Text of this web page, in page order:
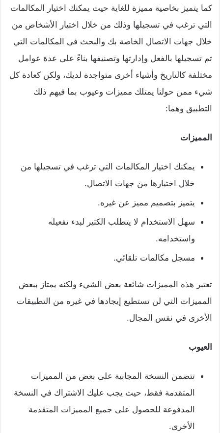
كما يتميز بخاصية مميزة للغاية حيث يمكنك اختيار المكالمات
التي ترغب في تسجيلها وذلك من خلال اختيار الأشخاص من
خلال جهات الاتصال الخاصة بك والبحث في المكالمات التي
تم تسجيلها بالفعل وإدارتها وتصنيفها بناءً على عدة عوامل
مختلفة كالتاريخ وأشياء أخرى متواجدة لديك، ولكن كعادة كل
شيء ممن حولنا يمتلك مميزات وعيوب بما فيهم ذلك
التطبيق وهما:
المميزات
يمكنك اختيار المكالمات التي ترغب في تسجيلها من
خلال اختيارها من جهات الاتصال.
يتميز بتصميم مميز عن غيره.
سهل الاستخدام لا يتطلب الكثير لبدء تفعيله
واستخدامه.
مسجل مكالمات تلقائي.
تعتبر هذه المميزات شائعة بعض الشيء ولكنه يمتاز ببعض
المميزات التي لن تستطيع إيجادها في غيره من التطبيقات
الأخرى في نفس المجال.
العيوب
تتضمن النسخة المجانية على بعض من المميزات
المتقدمة فقط، حيث يجب عليك الاشتراك في النسخة
المدفوعة للحصول على جميع المميزات المتقدمة
الأخرى.